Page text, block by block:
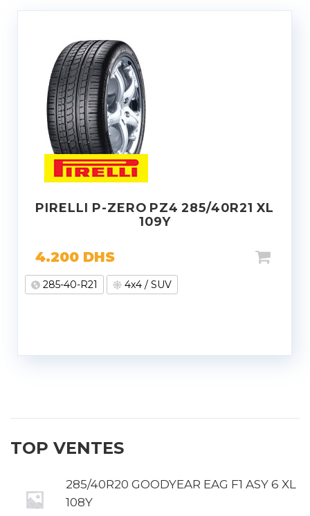
PIRELLI P-ZERO PZ4 285/40R21 XL
109Y
4.200 DHS
285-40-R21 4x4 / SUV
TOP VENTES
285/40R20 GOODYEAR EAG F1 ASY 6 XL
108Y